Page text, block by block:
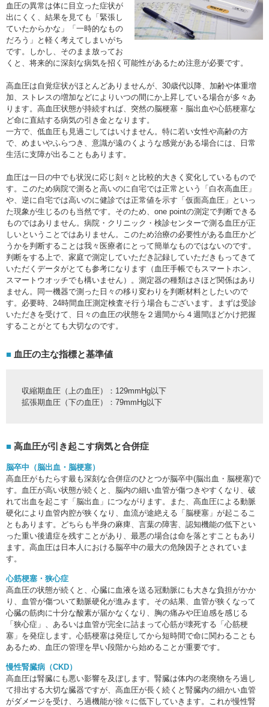
血圧の異常は体に目立った症状が
出にくく、結果を見ても「緊張し
ていたからかな」「一時的なもの
だろう」と軽く考えてしまいがち
です。しかし、そのまま放ってお
くと、将来的に深刻な病気を招く可能性があるため注意が必要です。
高血圧は自覚症状がほとんどありませんが、30歳代以降、加齢や体重増
加、ストレスの増加などによりいつの間にか上昇している場合が多々あ
ります。高血圧状態が持続すれば、突然の脳梗塞・脳出血や心筋梗塞な
ど命に直結する病気の引き金となります。
一方で、低血圧も見過ごしてはいけません。特に若い女性や高齢の方
で、めまいやふらつき、意識が遠のくような感覚がある場合には、日常
生活に支障が出ることもあります。
血圧は一日の中でも状況に応じ刻々と比較的大きく変化しているもので
す。このため病院で測ると高いのに自宅では正常という「白衣高血圧」
や、逆に自宅では高いのに健診では正常値を示す「仮面高血圧」といっ
た現象が生じるのも当然です。そのため、one pointの測定で判断できる
ものではありません。病院・クリニック・検診センターで測る血圧が正
しいということではありません。このため治療の必要性がある血圧かど
うかを判断することは我々医療者にとって簡単なものではないのです。
判断をする上で、家庭で測定していただき記録していただきもってきて
いただくデータがとても参考になります（血圧手帳でもスマートホン、
スマートウオッチでも構いません）。測定器の種類はさほど関係はあり
ません。同一機器で測った日々の移り変わりを判断材料としたいので
す。必要時、24時間血圧測定検査そ行う場合もございます。まずは受診
いただきを受けて、日々の血圧の状態を２週間から４週間ほどかけ把握
することがとても大切なのです。
血圧の主な指標と基準値
収縮期血圧（上の血圧）：129mmHg以下
拡張期血圧（下の血圧）：79mmHg以下
高血圧が引き起こす病気と合併症
脳卒中（脳出血・脳梗塞）
高血圧がもたらす最も深刻な合併症のひとつが脳卒中(脳出血・脳梗塞)で
す。血圧が高い状態が続くと、脳内の細い血管が傷つきやすくなり、破
れて出血を起こす「脳出血」につながります。また、高血圧による動脈
硬化により血管内腔が狭くなり、血流が途絶える「脳梗塞」が起こるこ
ともあります。どちらも半身の麻痺、言葉の障害、認知機能の低下とい
った重い後遺症を残すことがあり、最悪の場合は命を落とすこともあり
ます。高血圧は日本人における脳卒中の最大の危険因子とされていま
す。
心筋梗塞・狭心症
高血圧の状態が続くと、心臓に血液を送る冠動脈にも大きな負担がかか
り、血管が傷ついて動脈硬化が進みます。その結果、血管が狭くなって
心臓の筋肉に十分な酸素が届かなくなり、胸の痛みや圧迫感を感じる
「狭心症」、あるいは血管が完全に詰まって心筋が壊死する「心筋梗
塞」を発症します。心筋梗塞は発症してから短時間で命に関わることも
あるため、血圧の管理を早い段階から始めることが重要です。
慢性腎臓病（CKD）
高血圧は腎臓にも悪い影響を及ぼします。腎臓は体内の老廃物をろ過し
て排出する大切な臓器ですが、高血圧が長く続くと腎臓内の細かい血管
がダメージを受け、ろ過機能が徐々に低下していきます。これが慢性腎